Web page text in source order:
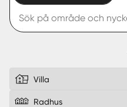
Logga in
Villa
Radhus